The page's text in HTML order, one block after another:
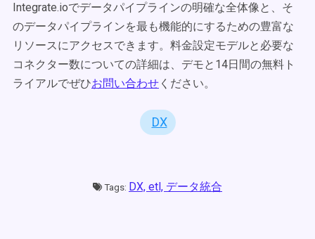
Integrate.ioでデータパイプラインの明確な全体像と、そ
のデータパイプラインを最も機能的にするための豊富な
リソースにアクセスできます。料金設定モデルと必要な
コネクター数についての詳細は、デモと14日間の無料ト
ライアルでぜひお問い合わせ ください。
DX
Tags: DX, etl, データ統合